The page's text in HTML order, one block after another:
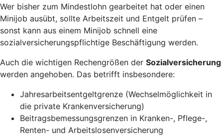
Wer bisher zum Mindestlohn gearbeitet hat oder einen
Minijob ausübt, sollte Arbeitszeit und Entgelt prüfen –
sonst kann aus einem Minijob schnell eine
sozialversicherungspflichtige Beschäftigung werden.
Auch die wichtigen Rechengrößen der Sozialversicherung
werden angehoben. Das betrifft insbesondere:
Jahresarbeitsentgeltgrenze (Wechselmöglichkeit in
die private Krankenversicherung)
Beitragsbemessungsgrenzen in Kranken-, Pflege-,
Renten- und Arbeitslosenversicherung